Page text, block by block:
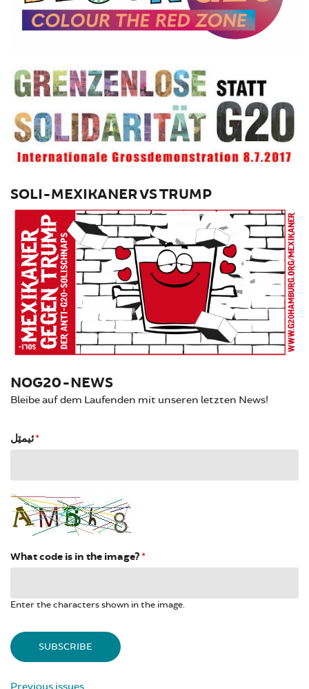
SOLI-MEXIKANER VS TRUMP
NOG20-NEWS
Bleibe auf dem Laufenden mit unseren letzten News!
*
What code is in the image? *
Enter the characters shown in the image.